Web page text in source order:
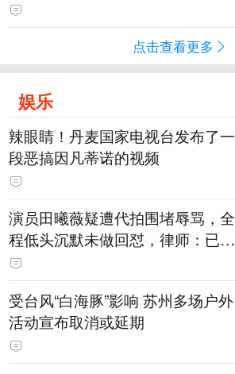
点击查看更多
娱乐
辣眼睛！丹麦国家电视台发布了一
段恶搞因凡蒂诺的视频
演员田曦薇疑遭代拍围堵辱骂，全
程低头沉默未做回怼，律师：已超
出公众人物应容忍的合理界限
受台风“白海豚”影响 苏州多场户外
活动宣布取消或延期